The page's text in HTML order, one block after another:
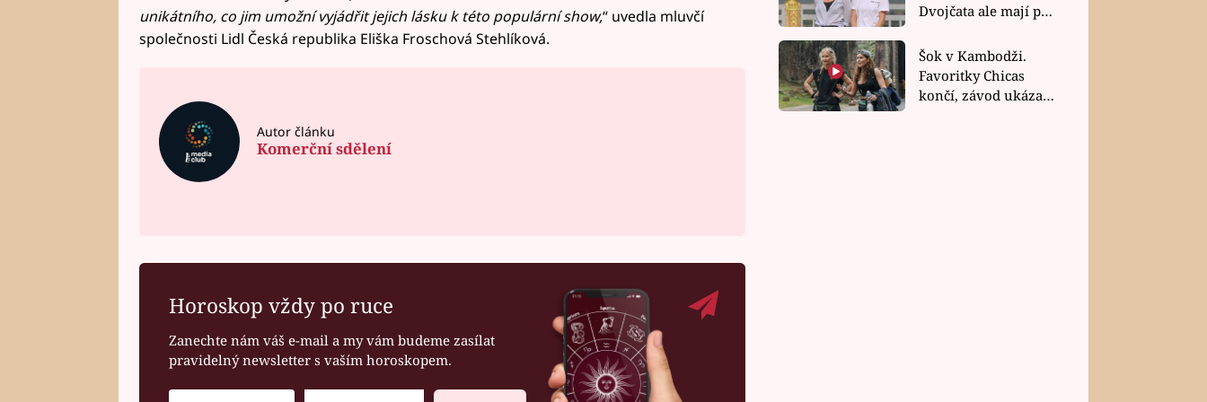
unikátního, co jim umožní vyjádřit jejich lásku k této populární show,“ uvedla mluvčí
společnosti Lidl Česká republika Eliška Froschová Stehlíková.
Autor článku
Komerční sdělení
Horoskop vždy po ruce
Zanechte nám váš e-mail a my vám budeme zasílat
pravidelný newsletter s vaším horoskopem.
Dvojčata ale mají po
závodu nůž na krku
Šok v Kambodži.
Favoritky Chicas
končí, závod ukázal